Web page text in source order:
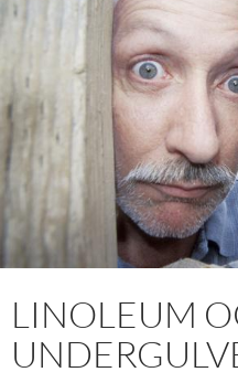
LINOLEUM